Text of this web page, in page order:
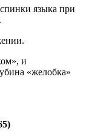
языка при
и
«желобка»